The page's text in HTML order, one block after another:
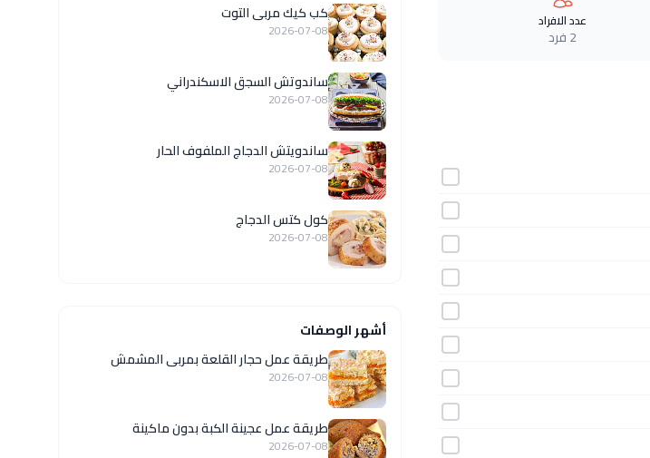
عدد الافراد
2 فرد
كب كيك مربى التوت
2026-07-08
ساندوتش السجق الاسكندراني
2026-07-08
ساندويتش الدجاج الملفوف الحار
2026-07-08
كول كتس الدجاج
2026-07-08
أشهر الوصفات
طريقة عمل حجار القلعة بمربى المشمش
2026-07-08
طريقة عمل عجينة الكبة بدون ماكينة
2026-07-08